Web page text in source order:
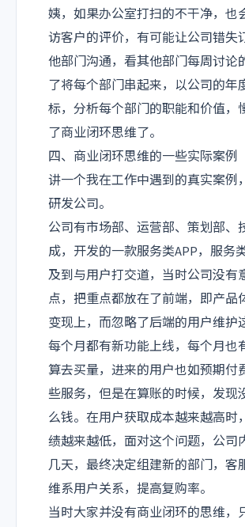
姨，如果办公室打扫的不干净，也
访客户的评价，有可能让公司错失
他部门沟通，看其他部门每周讨论
了将每个部门串起来，以公司的年
标，分析每个部门的职能和价值，
了商业闭环思维了。
四、商业闭环思维的一些实际案例
讲一个我在工作中遇到的真实案例
研发公司。
公司有市场部、运营部、策划部、
成，开发的一款服务类APP，服务
及到与用户打交道，当时公司没有
点，把重点都放在了前端，即产品
变现上，而忽略了后端的用户维护
每个月都有新功能上线，每个月也
算去买量，进来的用户也如预期付
些服务，但是在算账的时候，发现
么钱。在用户获取成本越来越高时
绩越来越低，面对这个问题，公司
几天，最终决定组建新的部门，客
维系用户关系，提高复购率。
当时大家并没有商业闭环的思维，